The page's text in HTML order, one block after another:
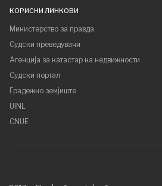
КОРИСНИ ЛИНКОВИ
Министерство за правда
Судски преведувачи
Агенција за катастар на недвижности
Судски портал
Градежно земјиште
UINL
CNUE